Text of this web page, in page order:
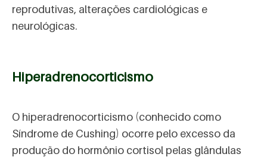
reprodutivas, alterações cardiológicas e
neurológicas.
Hiperadrenocorticismo
O hiperadrenocorticismo (conhecido como
Síndrome de Cushing) ocorre pelo excesso da
produção do hormônio cortisol pelas glândulas